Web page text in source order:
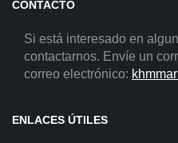
CONTACTO
Si está interesado en
contactarnos. Envíe un
correo electrónico:
ENLACES ÚTILES